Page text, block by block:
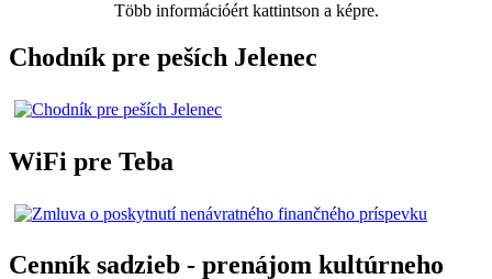
Több információért kattintson a képre.
Chodník pre peších Jelenec
WiFi pre Teba
Cenník sadzieb - prenájom kultúrneho